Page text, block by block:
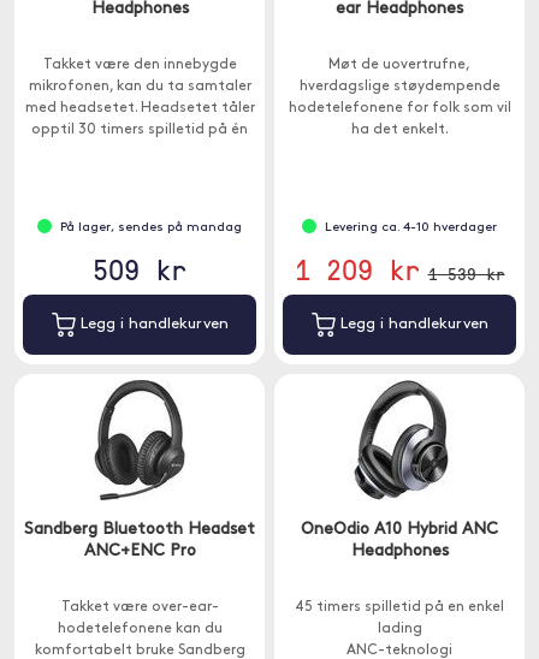
Headphones
Takket være den innebygde
mikrofonen, kan du ta samtaler
med headsetet. Headsetet tåler
opptil 30 timers spilletid på én
På lager, sendes på mandag
509 kr
Legg i handlekurven
ear Headphones
Møt de uovertrufne,
hverdagslige støydempende
hodetelefonene for folk som vil
ha det enkelt.
Levering ca. 4-10 hverdager
1 209 kr 1 539 kr
Legg i handlekurven
Sandberg Bluetooth Headset
ANC+ENC Pro
Takket være over-ear-
hodetelefonene kan du
komfortabelt bruke Sandberg
OneOdio A10 Hybrid ANC
Headphones
45 timers spilletid på en enkel
lading
ANC-teknologi